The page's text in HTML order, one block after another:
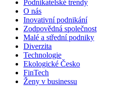
Podnikatelské trendy
O nás
Inovativní podnikání
Zodpovědná společnost
Malé a střední podniky
Diverzita
Technologie
Ekologické Česko
FinTech
Ženy v businessu